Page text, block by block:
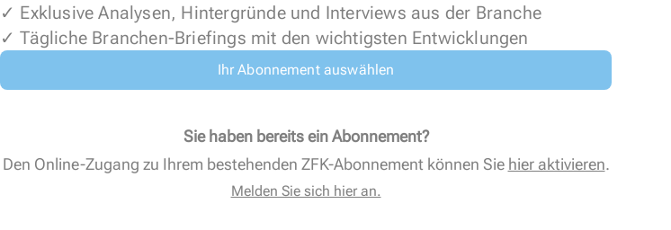
✓ Exklusive Analysen, Hintergründe und Interviews aus der Branche
✓ Tägliche Branchen-Briefings mit den wichtigsten Entwicklungen
Ihr Abonnement auswählen
Sie haben bereits ein Abonnement?
Den Online-Zugang zu Ihrem bestehenden ZFK-Abonnement können Sie hier aktivieren.
Melden Sie sich hier an.